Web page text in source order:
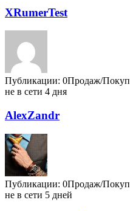
XRumerTest
Публикации: 0Продаж/
не в сети 4 дня
AlexZandr
Публикации: 0Продаж/
не в сети 5 дней